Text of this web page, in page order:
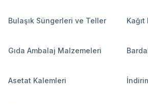
Bulaşık Süngerleri ve Teller
Gıda Ambalaj Malzemeleri
Asetat Kalemleri